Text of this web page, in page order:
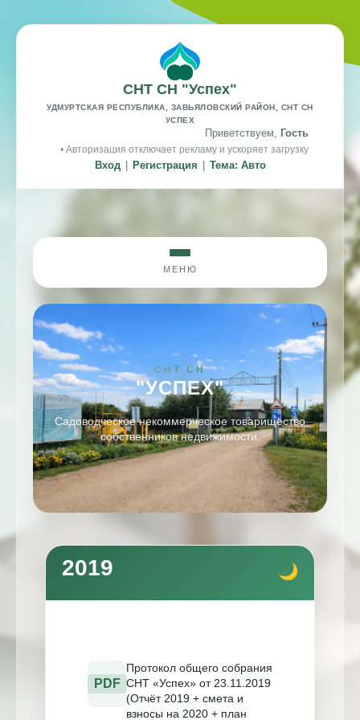
СНТ СН "Успех"
УДМУРТСКАЯ РЕСПУБЛИКА, ЗАВЬЯЛОВСКИЙ РАЙОН, СНТ СН
УСПЕХ
Приветствуем, Гость
• Авторизация отключает рекламу и ускоряет загрузку
Вход Регистрация Тема: Авто
МЕНЮ
СНТ СН
"УСПЕХ"
Садоводческое некоммерческое товарищество
собственников недвижимости.
2019
PDF
Протокол общего собрания
СНТ «Успех» от 23.11.2019
(Отчёт 2019 + смета и
взносы на 2020 + план